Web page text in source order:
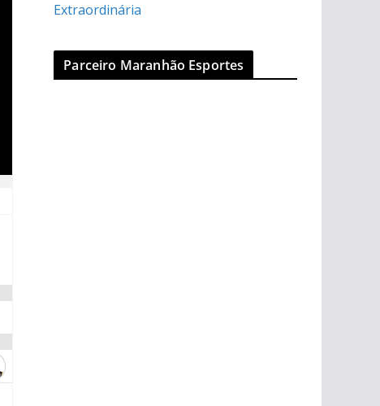
Extraordinária
Parceiro Maranhão Esportes